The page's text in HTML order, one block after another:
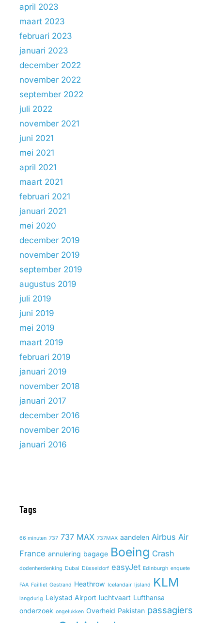
april 2023
maart 2023
februari 2023
januari 2023
december 2022
november 2022
september 2022
juli 2022
november 2021
juni 2021
mei 2021
april 2021
maart 2021
februari 2021
januari 2021
mei 2020
december 2019
november 2019
september 2019
augustus 2019
juli 2019
juni 2019
mei 2019
maart 2019
februari 2019
januari 2019
november 2018
januari 2017
december 2016
november 2016
januari 2016
Tags
66 minuten 737 737 MAX 737MAX aandelen Airbus Air
France annulering bagage Boeing Crash
dodenherdenking Dubai Düsseldorf easyJet Edinburgh enquete
FAA Failliet Gestrand Heathrow Icelandair Ijsland KLM
langdurig Lelystad Airport luchtvaart Lufthansa
onderzoek ongelukken Overheid Pakistan passagiers